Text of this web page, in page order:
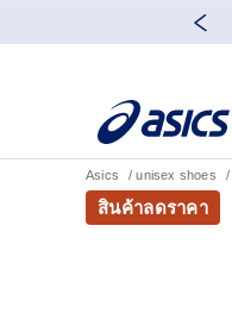
Asics unisex shoes
สินค้าลดราคา